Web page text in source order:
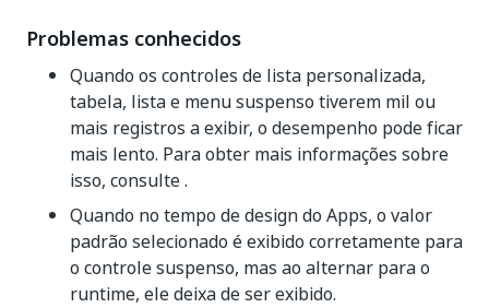
Problemas conhecidos
Quando os controles de lista personalizada,
tabela, lista e menu suspenso tiverem mil ou
mais registros a exibir, o desempenho pode ficar
mais lento. Para obter mais informações sobre
isso, consulte .
Quando no tempo de design do Apps, o valor
padrão selecionado é exibido corretamente para
o controle suspenso, mas ao alternar para o
runtime, ele deixa de ser exibido.